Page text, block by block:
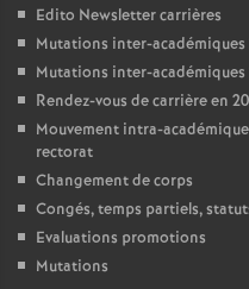
Edito Newsletter carrières
Mutations inter-
Mutations inter-
Rendez-vous de carrière en
Mouvement intra-académique
rectorat
Changement de corps
Congés, temps partiels,
Evaluations promotions
Mutations